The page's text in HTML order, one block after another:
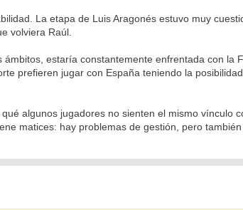
La etapa de Luis Aragonés estuvo muy
volviera Raúl.
estaría constantemente enfrentada con la
prefieren jugar con España teniendo la
algunos jugadores no sienten el mismo vínculo
matices: hay problemas de gestión, pero